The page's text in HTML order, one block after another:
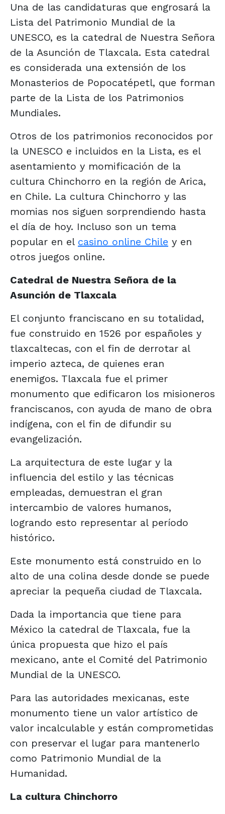
Una de las candidaturas que engrosará la
Lista del Patrimonio Mundial de la
UNESCO, es la catedral de Nuestra Señora
de la Asunción de Tlaxcala. Esta catedral
es considerada una extensión de los
Monasterios de Popocatépetl, que forman
parte de la Lista de los Patrimonios
Mundiales.
Otros de los patrimonios reconocidos por
la UNESCO e incluidos en la Lista, es el
asentamiento y momificación de la
cultura Chinchorro en la región de Arica,
en Chile. La cultura Chinchorro y las
momias nos siguen sorprendiendo hasta
el día de hoy. Incluso son un tema
popular en el casino online Chile y en
otros juegos online.
Catedral de Nuestra Señora de la
Asunción de Tlaxcala
El conjunto franciscano en su totalidad,
fue construido en 1526 por españoles y
tlaxcaltecas, con el fin de derrotar al
imperio azteca, de quienes eran
enemigos. Tlaxcala fue el primer
monumento que edificaron los misioneros
franciscanos, con ayuda de mano de obra
indígena, con el fin de difundir su
evangelización.
La arquitectura de este lugar y la
influencia del estilo y las técnicas
empleadas, demuestran el gran
intercambio de valores humanos,
logrando esto representar al período
histórico.
Este monumento está construido en lo
alto de una colina desde donde se puede
apreciar la pequeña ciudad de Tlaxcala.
Dada la importancia que tiene para
México la catedral de Tlaxcala, fue la
única propuesta que hizo el país
mexicano, ante el Comité del Patrimonio
Mundial de la UNESCO.
Para las autoridades mexicanas, este
monumento tiene un valor artístico de
valor incalculable y están comprometidas
con preservar el lugar para mantenerlo
como Patrimonio Mundial de la
Humanidad.
La cultura Chinchorro